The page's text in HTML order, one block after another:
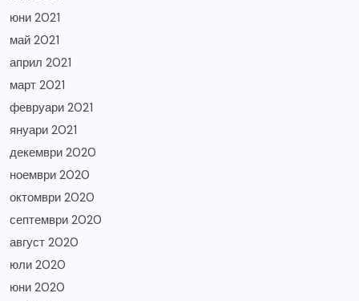
юни 2021
май 2021
април 2021
март 2021
февруари 2021
януари 2021
декември 2020
ноември 2020
октомври 2020
септември 2020
август 2020
юли 2020
юни 2020